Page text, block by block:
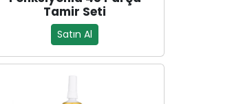
Tamir Seti
Satın Al